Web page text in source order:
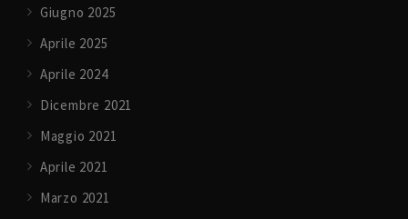
Giugno 2025
Aprile 2025
Aprile 2024
Dicembre 2021
Maggio 2021
Aprile 2021
Marzo 2021